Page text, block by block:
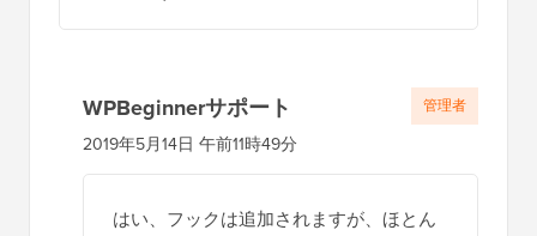
WPBeginnerサポート
2019年5月14日 午前11時49分
はい、フックは追加されますが、ほとん
管理者